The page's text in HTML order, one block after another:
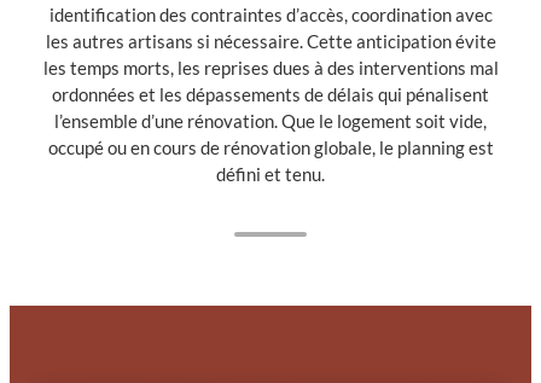
identification des contraintes d’accès, coordination avec
les autres artisans si nécessaire. Cette anticipation évite
les temps morts, les reprises dues à des interventions mal
ordonnées et les dépassements de délais qui pénalisent
l’ensemble d’une rénovation. Que le logement soit vide,
occupé ou en cours de rénovation globale, le planning est
défini et tenu.